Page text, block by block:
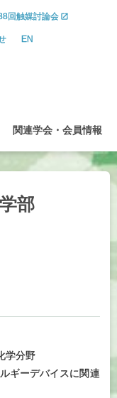
回触媒討論会
EN
関連学会 ・ 会員情報
部
学分野
ギーデバイスに関連